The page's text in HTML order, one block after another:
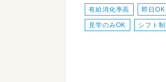
有給消化率高 即日OK
見学のみOK シフト制